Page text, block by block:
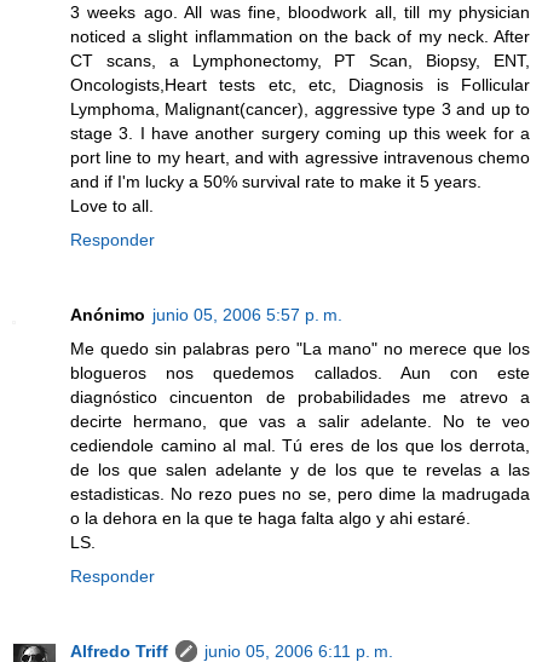
3 weeks ago. All was fine, bloodwork all, till my physician
noticed a slight inflammation on the back of my neck. After
CT scans, a Lymphonectomy, PT Scan, Biopsy, ENT,
Oncologists,Heart tests etc, etc, Diagnosis is Follicular
Lymphoma, Malignant(cancer), aggressive type 3 and up to
stage 3. I have another surgery coming up this week for a
port line to my heart, and with agressive intravenous chemo
and if I'm lucky a 50% survival rate to make it 5 years.
Love to all.
Responder
Anónimo junio 05, 2006 5:57 p. m.
Me quedo sin palabras pero "La mano" no merece que los
blogueros nos quedemos callados. Aun con este
diagnóstico cincuenton de probabilidades me atrevo a
decirte hermano, que vas a salir adelante. No te veo
cediendole camino al mal. Tú eres de los que los derrota,
de los que salen adelante y de los que te revelas a las
estadisticas. No rezo pues no se, pero dime la madrugada
o la dehora en la que te haga falta algo y ahi estaré.
LS.
Responder
Alfredo Triff
junio 05, 2006 6:11 p. m.